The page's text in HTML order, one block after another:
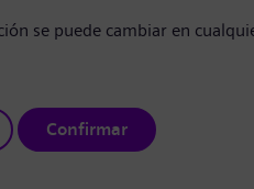
se puede cambiar en
Confirmar